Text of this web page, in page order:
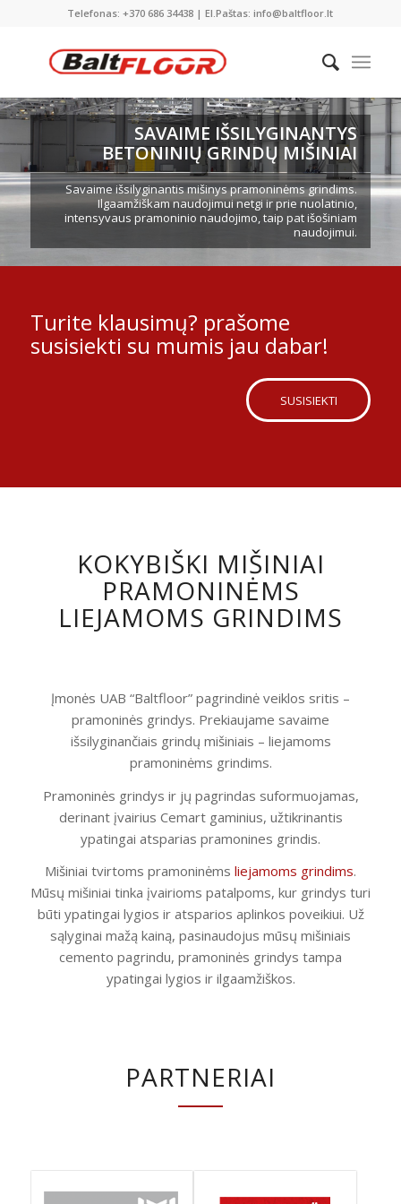
Telefonas: +370 686 34438 | El.Paštas: info@baltfloor.lt
SAVAIME IŠSILYGINANTYS
BETONINIŲ GRINDŲ MIŠINIAI
Savaime išsilyginantis mišinys pramoninėms grindims.
Ilgaamžiškam naudojimui netgi ir prie nuolatinio,
intensyvaus pramoninio naudojimo, taip pat išošiniam
naudojimui.
Turite klausimų? prašome
susisiekti su mumis jau dabar!
SUSISIEKTI
KOKYBIŠKI MIŠINIAI
PRAMONINĖMS
LIEJAMOMS GRINDIMS
Įmonės UAB “Baltfloor” pagrindinė veiklos sritis –
pramoninės grindys. Prekiaujame savaime
išsilyginančiais grindų mišiniais – liejamoms
pramoninėms grindims.
Pramoninės grindys ir jų pagrindas suformuojamas,
derinant įvairius Cemart gaminius, užtikrinantis
ypatingai atsparias pramonines grindis.
Mišiniai tvirtoms pramoninėms liejamoms grindims.
Mūsų mišiniai tinka įvairioms patalpoms, kur grindys turi
būti ypatingai lygios ir atsparios aplinkos poveikiui. Už
sąlyginai mažą kainą, pasinaudojus mūsų mišiniais
cemento pagrindu, pramoninės grindys tampa
ypatingai lygios ir ilgaamžiškos.
PARTNERIAI